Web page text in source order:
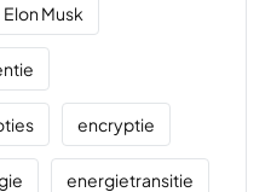
Elon Musk
encryptie
energietransitie